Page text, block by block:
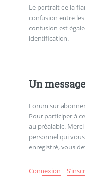
Le portrait de la
confusion entre
confusion est
identification.
Un
Forum sur
Pour participer à
au préalable.
personnel qui vous
enregistré, vous
Connexion |